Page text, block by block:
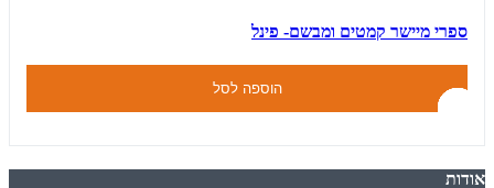
ספרי מיישר קמטים ומבשם- פינל
הוספה לסל
אודות